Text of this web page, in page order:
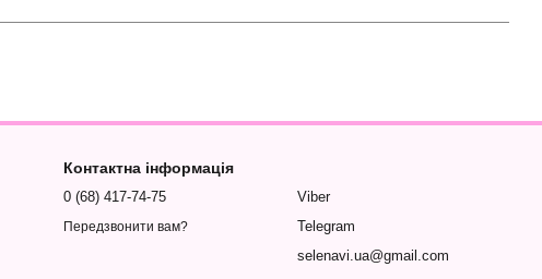
Контактна інформація
0 (68) 417-74-75
Передзвонити вам?
Viber
Telegram
selenavi.ua@gmail.com